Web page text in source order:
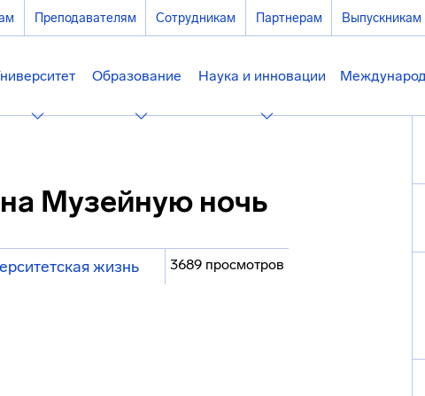
Преподавателям Сотрудникам Партнерам Выпускникам
Образование Наука и инновации
Музейную ночь
жизнь 3689 просмотров